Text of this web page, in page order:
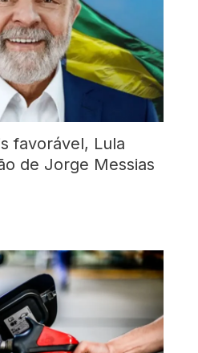
favorável, Lula
de Jorge Messias